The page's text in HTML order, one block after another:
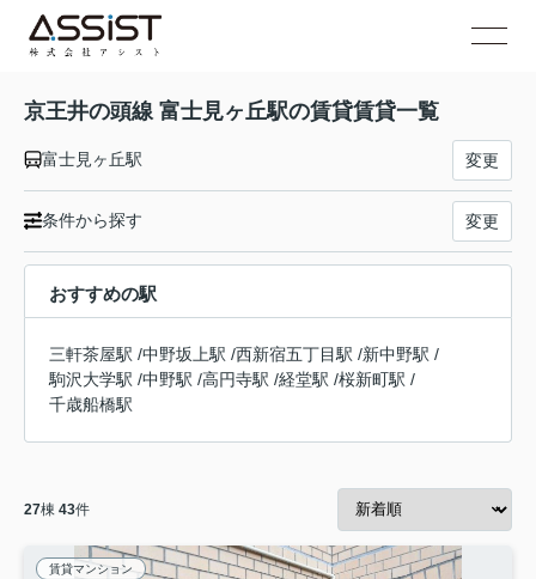
京王井の頭線 富士見ヶ丘駅の賃貸賃貸一覧
富士見ヶ丘駅 変更
条件から探す 変更
おすすめの駅
三軒茶屋駅 /中野坂上駅 /西新宿五丁目駅 /新中野駅 /
駒沢大学駅 /中野駅 /高円寺駅 /経堂駅 /桜新町駅 /
千歳船橋駅
27棟 43件
賃貸マンション